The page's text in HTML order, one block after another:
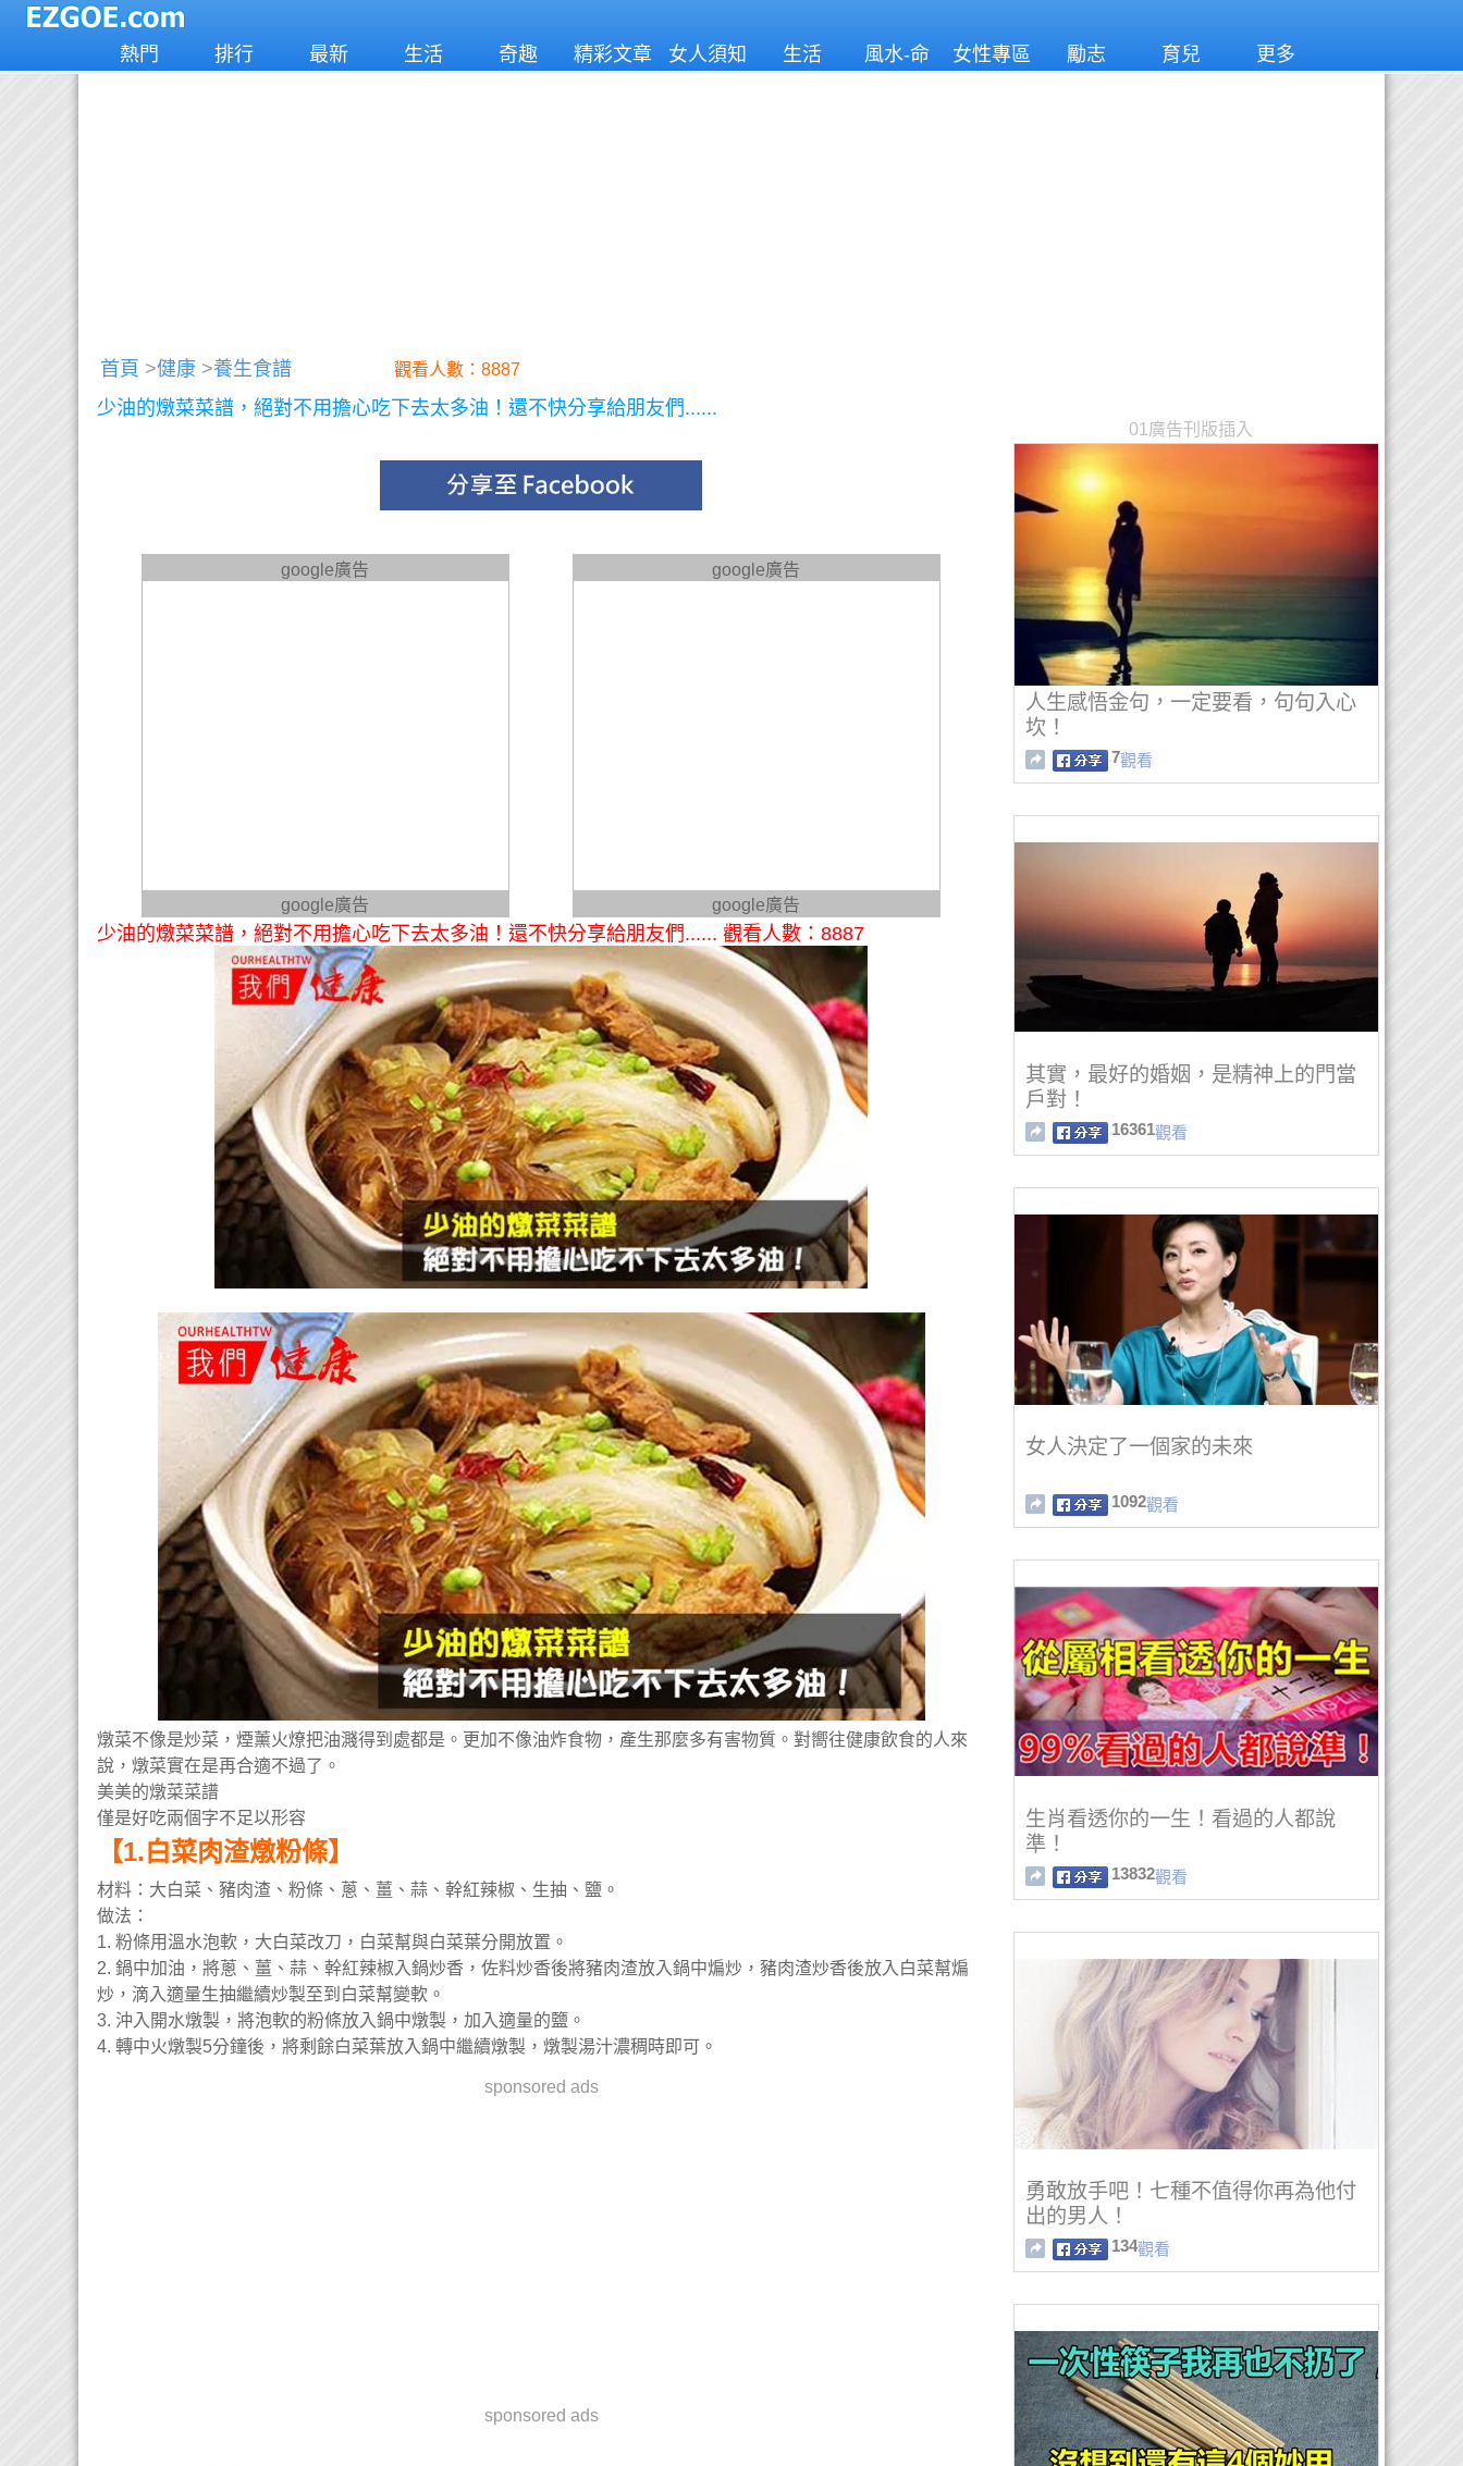
熱門 排行 最新 生活 奇趣 精彩文章 女人須知 生活
風水-命
女性專區 勵志 育兒 更多
首頁 >健康 >養生食譜 觀看人數：8887
少油的燉菜菜譜，絕對不用擔心吃下去太多油！還不快分享給朋友們......
google廣告
google廣告
google廣告
google廣告
少油的燉菜菜譜，絕對不用擔心吃下去太多油！還不快分享給朋友們...... 觀看人數：8887
燉菜不像是炒菜，煙薰火燎把油濺得到處都是。更加不像油炸食物，產生那麼多有害物質。對嚮往健康飲食的人來
說，燉菜實在是再合適不過了。
美美的燉菜菜譜
僅是好吃兩個字不足以形容
【1.白菜肉渣燉粉條】
材料： 大白菜、豬肉渣、粉條、蔥、薑、蒜、幹紅辣椒、生抽、鹽。
做法：
1. 粉條用溫水泡軟，大白菜改刀，白菜幫與白菜葉分開放置。
2. 鍋中加油，將蔥、薑、蒜、幹紅辣椒入鍋炒香，佐料炒香後將豬肉渣放入鍋中煸炒，豬肉渣炒香後放入白菜幫煸
炒，滴入適量生抽繼續炒製至到白菜幫變軟。
3. 沖入開水燉製，將泡軟的粉條放入鍋中燉製，加入適量的鹽。
4. 轉中火燉製5分鐘後，將剩餘白菜葉放入鍋中繼續燉製，燉製湯汁濃稠時即可。
sponsored ads
sponsored ads
01廣告刊版插入
人生感悟金句，一定要看，句句入心
坎！
7觀看
其實，最好的婚姻，是精神上的門當
戶對！
16361觀看
女人決定了一個家的未來
1092觀看
生肖看透你的一生！看過的人都說
準！
13832觀看
勇敢放手吧！七種不值得你再為他付
出的男人！
134觀看